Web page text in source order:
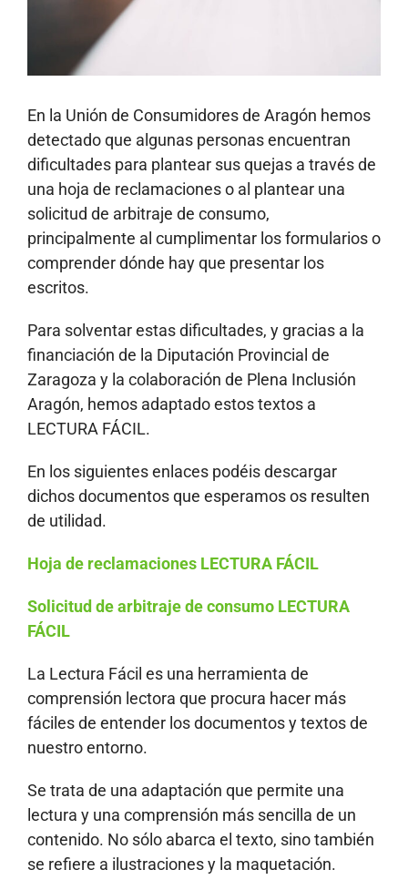
En la Unión de Consumidores de Aragón hemos
detectado que algunas personas encuentran
dificultades para plantear sus quejas a través de
una hoja de reclamaciones o al plantear una
solicitud de arbitraje de consumo,
principalmente al cumplimentar los formularios o
comprender dónde hay que presentar los
escritos.
Para solventar estas dificultades, y gracias a la
financiación de la Diputación Provincial de
Zaragoza y la colaboración de Plena Inclusión
Aragón, hemos adaptado estos textos a
LECTURA FÁCIL.
En los siguientes enlaces podéis descargar
dichos documentos que esperamos os resulten
de utilidad.
Hoja de reclamaciones LECTURA FÁCIL
Solicitud de arbitraje de consumo LECTURA
FÁCIL
La Lectura Fácil es una herramienta de
comprensión lectora que procura hacer más
fáciles de entender los documentos y textos de
nuestro entorno.
Se trata de una adaptación que permite una
lectura y una comprensión más sencilla de un
contenido. No sólo abarca el texto, sino también
se refiere a ilustraciones y la maquetación.